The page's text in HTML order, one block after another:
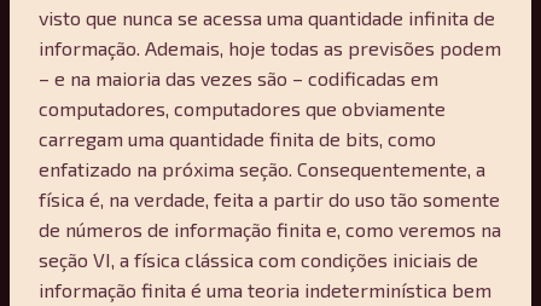
visto que nunca se acessa uma quantidade infinita de
informação. Ademais, hoje todas as previsões podem
– e na maioria das vezes são – codificadas em
computadores, computadores que obviamente
carregam uma quantidade finita de bits, como
enfatizado na próxima seção. Consequentemente, a
física é, na verdade, feita a partir do uso tão somente
de números de informação finita e, como veremos na
seção VI, a física clássica com condições iniciais de
informação finita é uma teoria indeterminística bem